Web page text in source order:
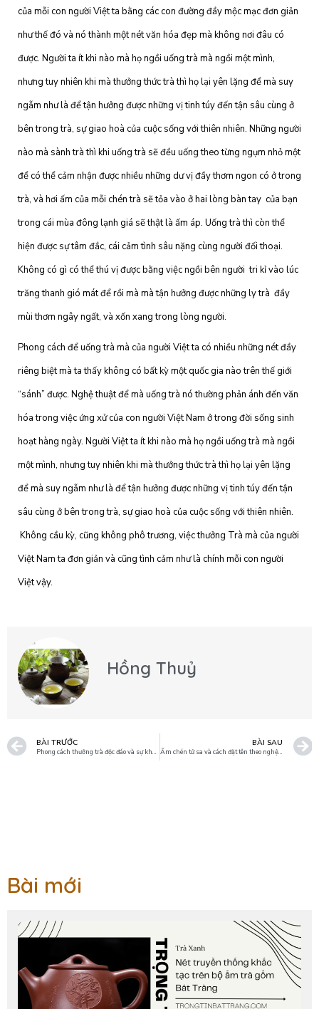
của mỗi con người Việt ta bằng các con đường đầy mộc mạc đơn giản
như thế đó và nó thành một nét văn hóa đẹp mà không nơi đâu có
được. Người ta ít khi nào mà họ ngồi uống trà mà ngồi một mình,
nhưng tuy nhiên khi mà thưởng thức trà thì họ lại yên lặng để mà suy
ngẫm như là để tận hưởng được những vị tinh túy đến tận sâu cùng ở
bên trong trà, sự giao hoà của cuộc sống với thiên nhiên. Những người
nào mà sành trà thì khi uống trà sẽ đều uống theo từng ngụm nhỏ một
để có thể cảm nhận được nhiều những dư vị đầy thơm ngon có ở trong
trà, và hơi ấm của mỗi chén trà sẽ tỏa vào ở hai lòng bàn tay của bạn
trong cái mùa đông lạnh giá sẽ thật là ấm áp. Uống trà thì còn thể
hiện được sự tâm đắc, cái cảm tình sâu nặng cùng người đối thoại.
Không có gì có thể thú vị được bằng việc ngồi bên người tri kỉ vào lúc
trăng thanh gió mát để rồi mà mà tận hưởng được những ly trà đầy
mùi thơm ngây ngất, và xốn xang trong lòng người.
Phong cách để uống trà mà của người Việt ta có nhiều những nét đầy
riêng biệt mà ta thấy không có bất kỳ một quốc gia nào trên thế giới
“sánh” được. Nghệ thuật để mà uống trà nó thường phản ánh đến văn
hóa trong việc ứng xử của con người Việt Nam ở trong đời sống sinh
hoạt hàng ngày. Người Việt ta ít khi nào mà họ ngồi uống trà mà ngồi
một mình, nhưng tuy nhiên khi mà thưởng thức trà thì họ lại yên lặng
để mà suy ngẫm như là để tận hưởng được những vị tinh túy đến tận
sâu cùng ở bên trong trà, sự giao hoà của cuộc sống với thiên nhiên.
Không cầu kỳ, cũng không phô trương, việc thưởng Trà mà của người
Việt Nam ta đơn giản và cũng tình cảm như là chính mỗi con người
Việt vậy.
Hồng Thuỷ
BÀI TRƯỚC
Phong cách thưởng trà độc đáo và sự khác biệt giữa thời xưa và nay.
BÀI SAU
Ấm chén tử sa và cách đặt tên theo nghệ nhân hoặc theo hình dáng.
Bài mới